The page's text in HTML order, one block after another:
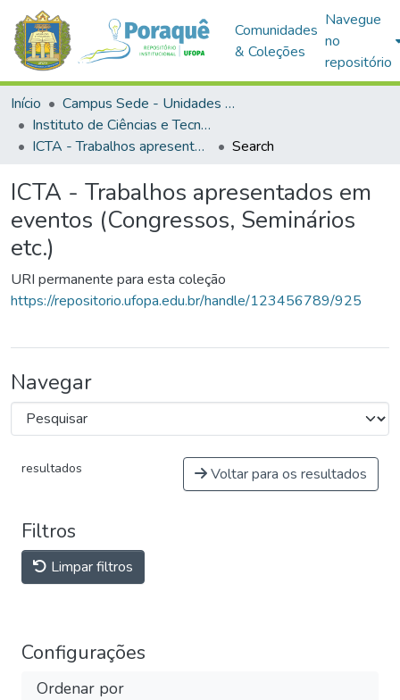
Comunidades
& Coleções
Navegue
no
repositório
Início
Campus Sede - Unidades Acadêmicas
Instituto de Ciências e Tecnologia das Águas
ICTA - Trabalhos apresentados em eventos (Congressos, Seminários etc.)
Search
ICTA - Trabalhos apresentados em
eventos (Congressos, Seminários
etc.)
URI permanente para esta coleção
https://repositorio.ufopa.edu.br/handle/123456789/925
Navegar
resultados Voltar para os resultados
Filtros
Limpar filtros
Configurações
Ordenar por